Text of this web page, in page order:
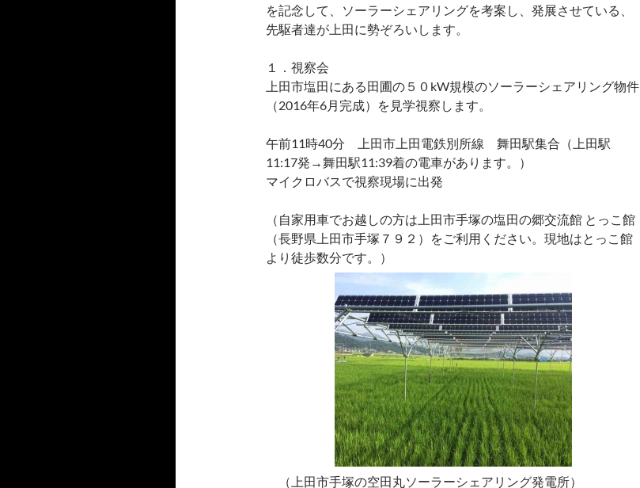
を記念して、ソーラーシェアリングを考案し、発展させている、
先駆者達が上田に勢ぞろいします。
１．視察会
上田市塩田にある田圃の５０kW規模のソーラーシェアリング物件
（2016年6月完成）を見学視察します。
午前11時40分 上田市上田電鉄別所線 舞田駅集合（上田駅
11:17発→舞田駅11:39着の電車があります。）
マイクロバスで視察現場に出発
（自家用車でお越しの方は上田市手塚の塩田の郷交流館 とっこ館
（長野県上田市手塚７９２）をご利用ください。現地はとっこ館
より徒歩数分です。）
（上田市手塚の空田丸ソーラーシェアリング発電所）